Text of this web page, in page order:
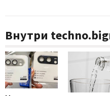
Внутри